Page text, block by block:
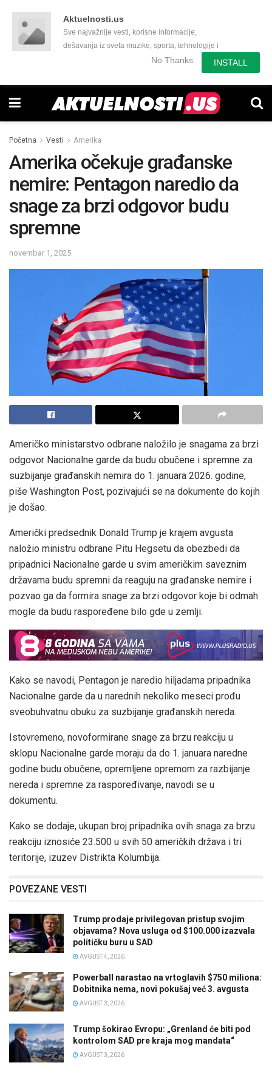
Aktuelnosti.us
Sve najvažnije vesti, korisne informacije,
dešavanja iz sveta muzike, sporta, tehnologije i
još mnogo toga zanimljivog.No Thanks INSTALL
Početna Vesti Amerika
Amerika očekuje građanske
nemire: Pentagon naredio da
snage za brzi odgovor budu
spremne
novembar 1, 2025
Američko ministarstvo odbrane naložilo je snagama za brzi
odgovor Nacionalne garde da budu obučene i spremne za
suzbijanje građanskih nemira do 1. januara 2026. godine,
piše Washington Post, pozivajući se na dokumente do kojih
je došao.
Američki predsednik Donald Trump je krajem avgusta
naložio ministru odbrane Pitu Hegsetu da obezbedi da
pripadnici Nacionalne garde u svim američkim saveznim
državama budu spremni da reaguju na građanske nemire i
pozvao ga da formira snage za brzi odgovor koje bi odmah
mogle da budu raspoređene bilo gde u zemlji.
Kako se navodi, Pentagon je naredio hiljadama pripadnika
Nacionalne garde da u narednih nekoliko meseci prođu
sveobuhvatnu obuku za suzbijanje građanskih nereda.
Istovremeno, novoformirane snage za brzu reakciju u
sklopu Nacionalne garde moraju da do 1. januara naredne
godine budu obučene, opremljene opremom za razbijanje
nereda i spremne za raspoređivanje, navodi se u
dokumentu.
Kako se dodaje, ukupan broj pripadnika ovih snaga za brzu
reakciju iznosiće 23.500 u svih 50 američkih država i tri
teritorije, izuzev Distrikta Kolumbija.
POVEZANE VESTI
Trump prodaje privilegovan pristup svojim
objavama? Nova usluga od $100.000 izazvala
političku buru u SAD
AVGUST 4, 2026
Powerball narastao na vrtoglavih $750 miliona:
Dobitnika nema, novi pokušaj već 3. avgusta
AVGUST 3, 2026
Trump šokirao Evropu: „Grenland će biti pod
kontrolom SAD pre kraja mog mandata“
AVGUST 3, 2026